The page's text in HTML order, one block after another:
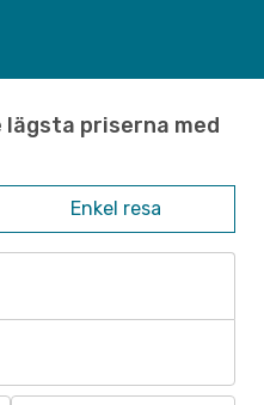
lägsta priserna med
Enkel resa